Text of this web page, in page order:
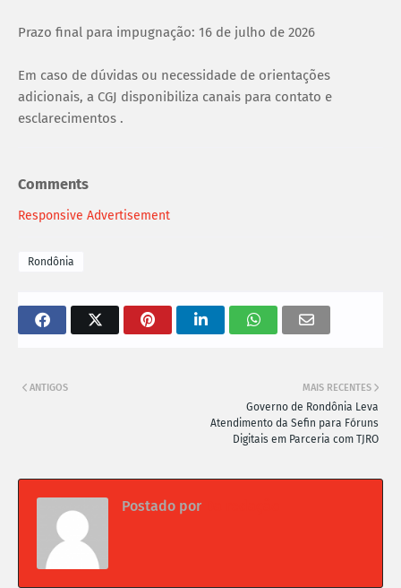
Prazo final para impugnação: 16 de julho de 2026
Em caso de dúvidas ou necessidade de orientações
adicionais, a CGJ disponibiliza canais para contato e
esclarecimentos .
Comments
Responsive Advertisement
Rondônia
MAIS RECENTES
Governo de Rondônia Leva
Atendimento da Sefin para Fóruns
Digitais em Parceria com TJRO
ANTIGOS
Postado por